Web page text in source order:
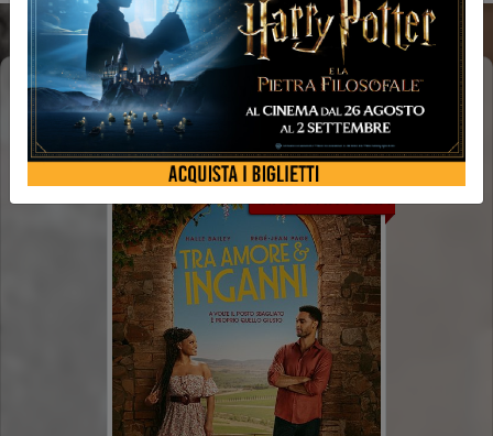
TRA AMORE E INGANNI (YOU, ME &
TUSCANY)